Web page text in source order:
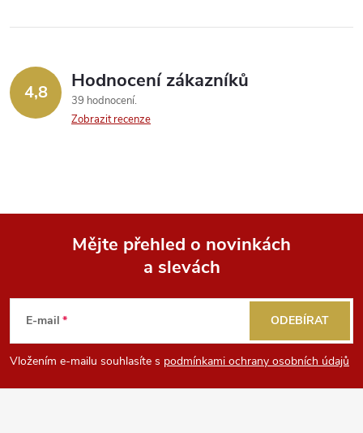
4,8 Hodnocení zákazníků
39 hodnocení
Zobrazit recenze
p
Mějte přehled o novinkách
a slevách
E-mail
Vložením e-mailu souhlasíte s podmínkami ochrany osobních údajů
ODEBÍRAT